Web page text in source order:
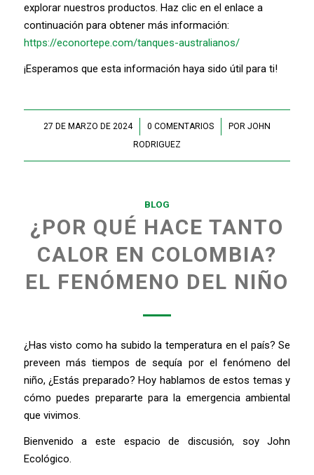
explorar nuestros productos. Haz clic en el enlace a
continuación para obtener más información:
https://econortepe.com/tanques-australianos/
¡Esperamos que esta información haya sido útil para ti!
27 DE MARZO DE 2024
/ 0 COMENTARIOS
/ POR JOHN
RODRIGUEZ
BLOG
¿POR QUÉ HACE TANTO
CALOR EN COLOMBIA?
EL FENÓMENO DEL NIÑO
¿Has visto como ha subido la temperatura en el país? Se
preveen más tiempos de sequía por el fenómeno del
niño, ¿Estás preparado? Hoy hablamos de estos temas y
cómo puedes prepararte para la emergencia ambiental
que vivimos.
Bienvenido a este espacio de discusión, soy John
Ecológico.